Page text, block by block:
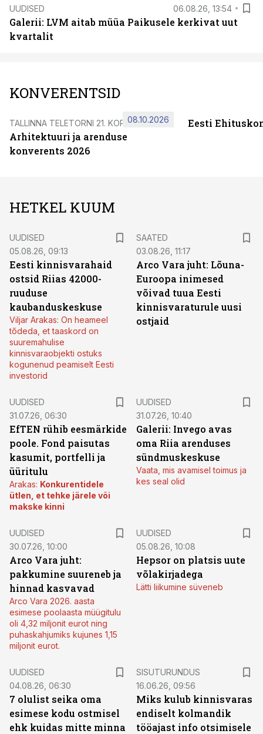
UUDISED 06.08.26, 13:54
Galerii: LVM aitab müüa Paikusele kerkivat uut
kvartalit
KONVERENTSID
TALLINNA TELETORNI 21. KORRUSEL
Arhitektuuri ja arenduse
konverents 2026
08.10.2026 Eesti
HETKEL KUUM
UUDISED
05.08.26, 09:13
Eesti kinnisvarahaid
ostsid Riias 42000-
ruuduse
kaubanduskeskuse
Viljar Arakas: On heameel
tõdeda, et taaskord on
suuremahulise
kinnisvaraobjekti ostuks
kogunenud peamiselt Eesti
investorid
SAATED
03.08.26, 11:17
Arco Vara juht: Lõuna-
Euroopa inimesed
võivad tuua Eesti
kinnisvaraturule uusi
ostjaid
UUDISED
31.07.26, 06:30
EfTEN rühib eesmärkide
poole. Fond paisutas
kasumit, portfelli ja
üüritulu
Arakas: Konkurentidele
ütlen, et tehke järele või
makske kinni
UUDISED
31.07.26, 10:40
Galerii: Invego avas
oma Riia arenduses
sündmuskeskuse
Vaata, mis avamisel toimus ja
kes seal olid
UUDISED
30.07.26, 10:00
Arco Vara juht:
pakkumine suureneb ja
hinnad kasvavad
Arco Vara 2026. aasta
esimese poolaasta müügitulu
oli 4,32 miljonit eurot ning
puhaskahjumiks kujunes 1,15
miljonit eurot.
UUDISED
05.08.26, 10:08
Hepsor on platsis uute
võlakirjadega
Lätti liikumine süveneb
UUDISED
04.08.26, 06:30
7 olulist seika oma
esimese kodu ostmisel
ehk kuidas mitte minna
SISUTURUNDUS
16.06.26, 09:56
Miks kulub kinnisvaras
endiselt kolmandik
tööajast info otsimisele